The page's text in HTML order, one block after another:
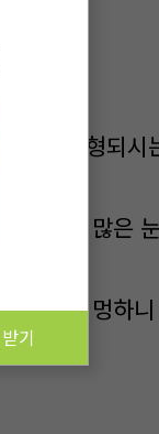
분이 처형되시
. 이리 많은
인 눈을 멍하
기